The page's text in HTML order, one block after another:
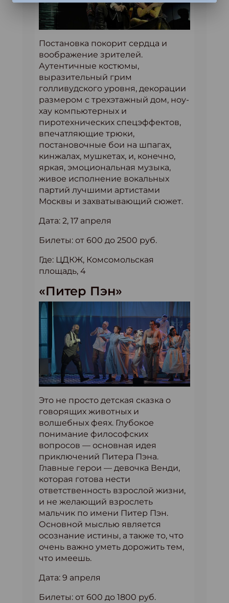
Постановка покорит сердца и
воображение зрителей.
Аутентичные костюмы,
выразительный грим
голливудского уровня, декорации
размером с трехэтажный дом, ноу-
хау компьютерных и
пиротехнических спецэффектов,
впечатляющие трюки,
постановочные бои на шпагах,
кинжалах, мушкетах, и, конечно,
яркая, эмоциональная музыка,
живое исполнение вокальных
партий лучшими артистами
Москвы и захватывающий сюжет.
Дата: 2, 17 апреля
Билеты: от 600 до 2500 руб.
Где: ЦДКЖ, Комсомольская
площадь, 4
«Питер Пэн»
Это не просто детская сказка о
говорящих животных и
волшебных феях. Глубокое
понимание философских
вопросов — основная идея
приключений Питера Пэна.
Главные герои — девочка Венди,
которая готова нести
ответственность взрослой жизни,
и не желающий взрослеть
мальчик по имени Питер Пэн.
Основной мыслью является
осознание истины, а также то, что
очень важно уметь дорожить тем,
что имеешь.
Дата: 9 апреля
Билеты: от 600 до 1800 руб.